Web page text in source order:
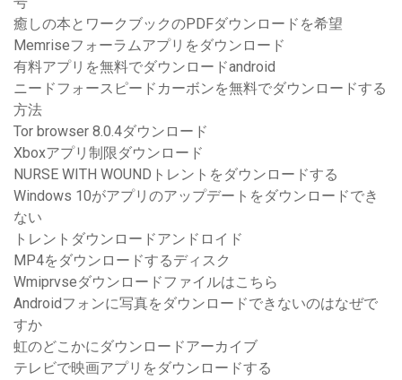
癒しの本とワークブックのPDFダウンロードを希望
Memriseフォーラムアプリをダウンロード
有料アプリを無料でダウンロードandroid
ニードフォースピードカーボンを無料でダウンロードする
方法
Tor browser 8.0.4ダウンロード
Xboxアプリ制限ダウンロード
NURSE WITH WOUNDトレントをダウンロードする
Windows 10がアプリのアップデートをダウンロードでき
ない
トレントダウンロードアンドロイド
MP4をダウンロードするディスク
Wmiprvseダウンロードファイルはこちら
Androidフォンに写真をダウンロードできないのはなぜで
すか
虹のどこかにダウンロードアーカイブ
テレビで映画アプリをダウンロードする